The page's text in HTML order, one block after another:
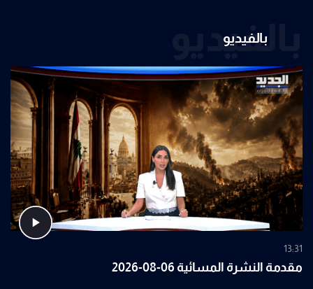
بالفيديو
بالفيديو
13:31
مقدمة النشرة المسائية 06-08-2026